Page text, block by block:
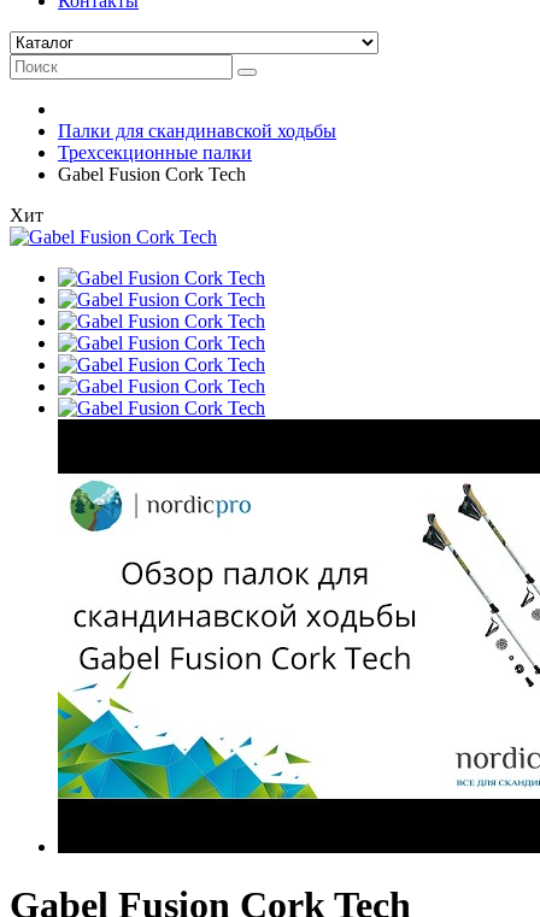
Палки для скандинавской ходьбы
Трехсекционные палки
Gabel Fusion Cork Tech
Хит
Gabel Fusion Cork Tech